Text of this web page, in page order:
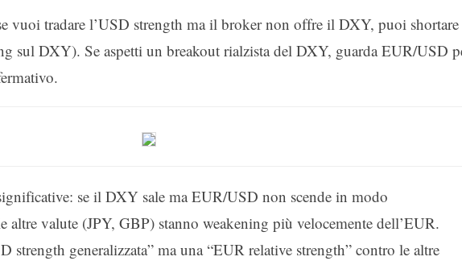
vuoi tradare l’USD strength ma il broker non offre il DXY, puoi shortare
sul DXY). Se aspetti un breakout rialzista del DXY, guarda EUR/USD
se il DXY sale ma EUR/USD non scende in modo
altre valute (JPY, GBP) stanno weakening più velocemente dell’EUR.
strength generalizzata” ma una “EUR relative strength” contro le altre